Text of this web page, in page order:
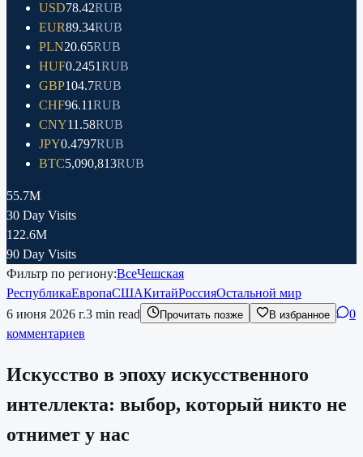
USD78.42RUB
EUR89.34RUB
PLN20.65RUB
HUF0.2451RUB
GBP104.7RUB
CHF96.11RUB
CNY11.58RUB
JPY0.4797RUB
BTC5,090,813RUB
55.7M
30 Day Visits
122.6M
90 Day Visits
Фильтр по региону:ВсеЧешская
РеспубликаЕвропаСШАКитайРоссияОстальной мир
6 июня 2026 г.3 min read Прочитать позже В избранное
0
комментариев
Искусство в эпоху искусственного
интеллекта: выбор, который никто не
отнимет у нас